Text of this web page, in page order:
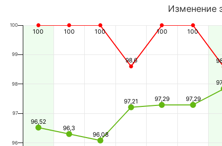
Изменение
96,52
96,3
96,08
97,21 97,29 97,29
100 100 100
98,6
100 100
96
97
98
99
100